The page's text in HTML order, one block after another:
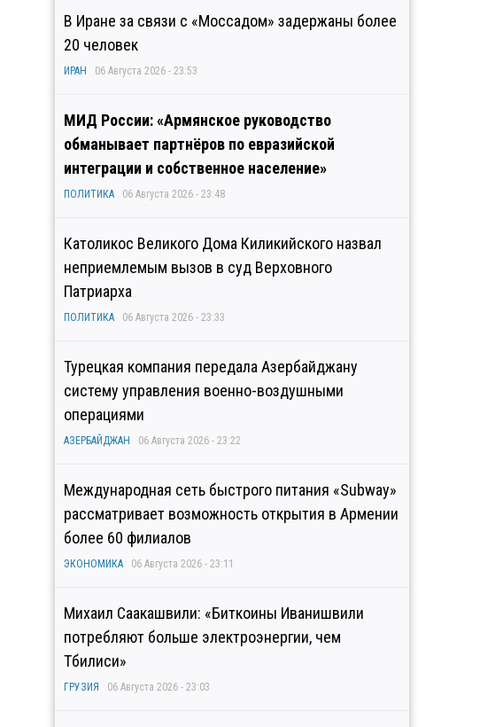
В Иране за связи с «Моссадом» задержаны более
20 человек
ИРАН 06 Августа 2026 - 23:53
МИД России: «Армянское руководство
обманывает партнёров по евразийской
интеграции и собственное население»
ПОЛИТИКА 06 Августа 2026 - 23:48
Католикос Великого Дома Киликийского назвал
неприемлемым вызов в суд Верховного
Патриарха
ПОЛИТИКА 06 Августа 2026 - 23:33
Турецкая компания передала Азербайджану
систему управления военно-воздушными
операциями
АЗЕРБАЙДЖАН 06 Августа 2026 - 23:22
Международная сеть быстрого питания «Subway»
рассматривает возможность открытия в Армении
более 60 филиалов
ЭКОНОМИКА 06 Августа 2026 - 23:11
Михаил Саакашвили: «Биткоины Иванишвили
потребляют больше электроэнергии, чем
Тбилиси»
ГРУЗИЯ 06 Августа 2026 - 23:03